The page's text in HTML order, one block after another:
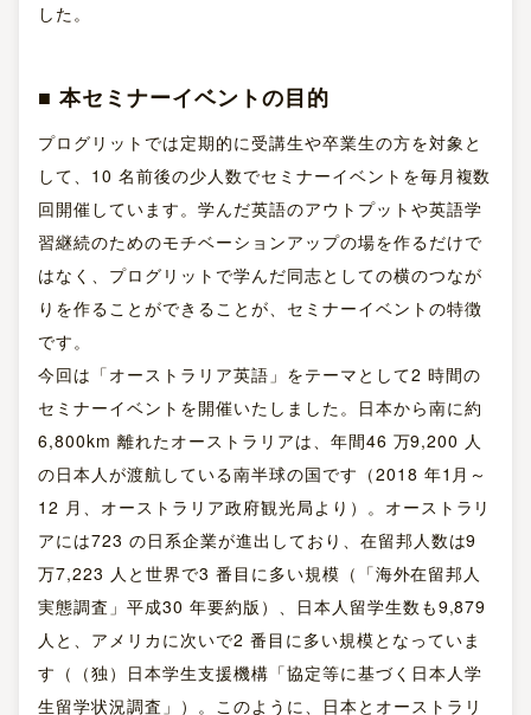
した。
■ 本セミナーイベントの目的
プログリットでは定期的に受講生や卒業生の方を対象と
して、10 名前後の少人数でセミナーイベントを毎月複数
回開催しています。学んだ英語のアウトプットや英語学
習継続のためのモチベーションアップの場を作るだけで
はなく、プログリットで学んだ同志としての横のつなが
りを作ることができることが、セミナーイベントの特徴
です。
今回は「オーストラリア英語」をテーマとして2 時間の
セミナーイベントを開催いたしました。日本から南に約
6,800km 離れたオーストラリアは、年間46 万9,200 人
の日本人が渡航している南半球の国です（2018 年1月～
12 月、オーストラリア政府観光局より）。オーストラリ
アには723 の日系企業が進出しており、在留邦人数は9
万7,223 人と世界で3 番目に多い規模（「海外在留邦人
実態調査」平成30 年要約版）、日本人留学生数も9,879
人と、アメリカに次いで2 番目に多い規模となっていま
す（（独）日本学生支援機構「協定等に基づく日本人学
生留学状況調査」）。このように、日本とオーストラリ